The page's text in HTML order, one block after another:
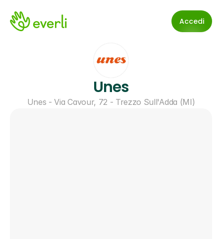
Accedi
Unes
Unes - Via Cavour, 72 - Trezzo Sull'Adda (MI)